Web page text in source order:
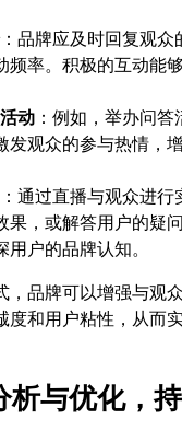
：品牌应及时回复观众
频率。积极的互动能
动 ：例如，举办问
发观众的参与热情，
：通过直播与观众进行
果，或解答用户的疑
户的品牌认知。
，品牌可以增强与观
度和用户粘性，从而
析与优化，